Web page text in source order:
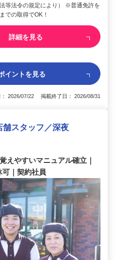
等法令の規定により） ※普通免許を
での取得でOK！
詳細を見る
イントを見る
： 2026/07/22 掲載終了日： 2026/08/31
スタッフ／深夜
えやすいマニュアル確立｜
可｜契約社員